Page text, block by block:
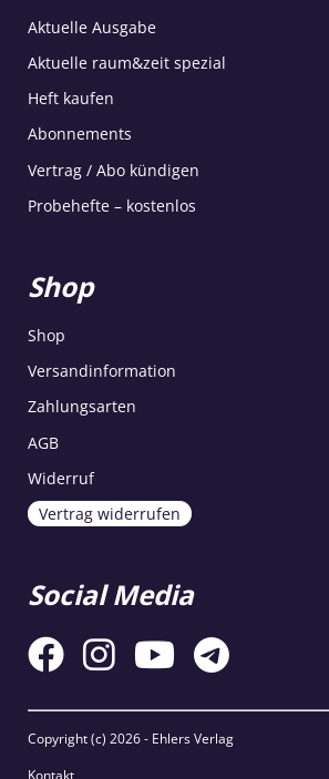
Aktuelle Ausgabe
Aktuelle raum&zeit spezial
Heft kaufen
Abonnements
Vertrag / Abo kündigen
Probehefte – kostenlos
Shop
Shop
Versandinformation
Zahlungsarten
AGB
Widerruf
Vertrag widerrufen
Social Media
Copyright (c) 2026 - Ehlers Verlag